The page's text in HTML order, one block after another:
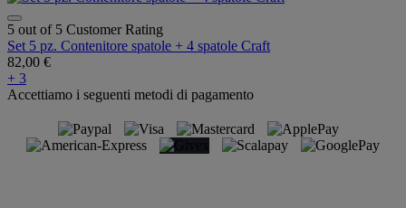
5 out of 5 Customer Rating
Set 5 pz. Contenitore spatole + 4 spatole Craft
82,00 €
+ 3
Accettiamo i seguenti metodi di pagamento